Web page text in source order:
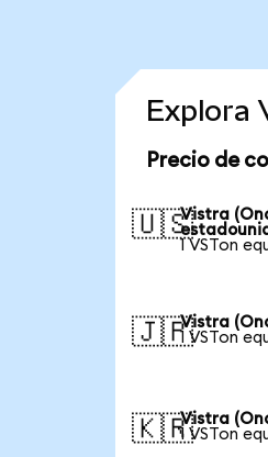
Explora
Precio de
🇺🇸Vistra
1 VSTon
🇯🇵Vistra
1 VSTon
🇰🇷Vistra
1 VSTon